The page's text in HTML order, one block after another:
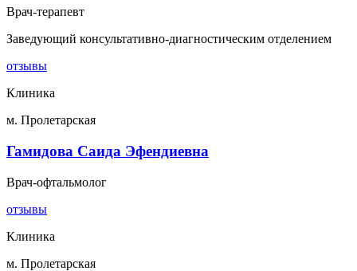
Врач-терапевт
Заведующий консультативно-диагностическим отделением
отзывы
Клиника
м. Пролетарская
Гамидова Саида Эфендиевна
Врач-офтальмолог
отзывы
Клиника
м. Пролетарская